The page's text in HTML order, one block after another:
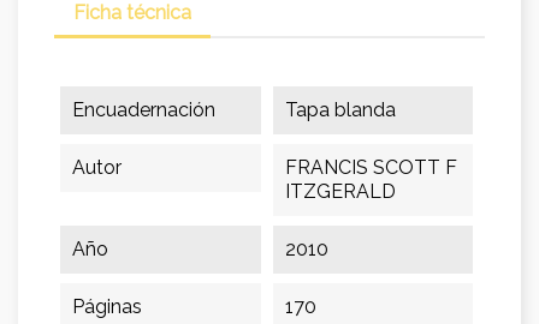
Ficha técnica
Encuadernación Tapa blanda
Autor
FRANCIS SCOTT F
ITZGERALD
Año 2010
Páginas 170